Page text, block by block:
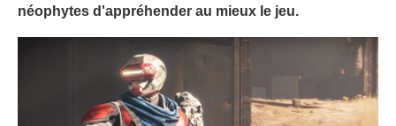
néophytes d'appréhender au mieux le jeu.